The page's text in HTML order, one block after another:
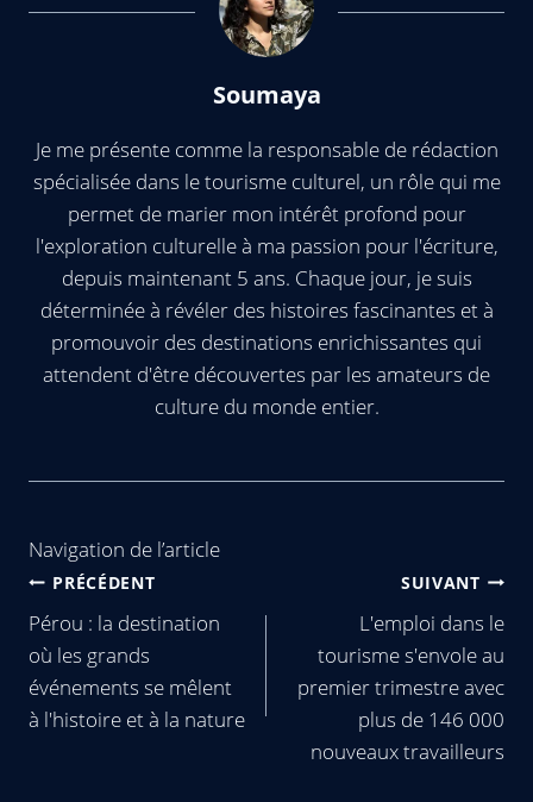
Soumaya
Je me présente comme la responsable de rédaction
spécialisée dans le tourisme culturel, un rôle qui me
permet de marier mon intérêt profond pour
l'exploration culturelle à ma passion pour l'écriture,
depuis maintenant 5 ans. Chaque jour, je suis
déterminée à révéler des histoires fascinantes et à
promouvoir des destinations enrichissantes qui
attendent d'être découvertes par les amateurs de
culture du monde entier.
Navigation de l’article
PRÉCÉDENT
Pérou : la destination
où les grands
événements se mêlent
à l'histoire et à la nature
SUIVANT
L'emploi dans le
tourisme s'envole au
premier trimestre avec
plus de 146 000
nouveaux travailleurs